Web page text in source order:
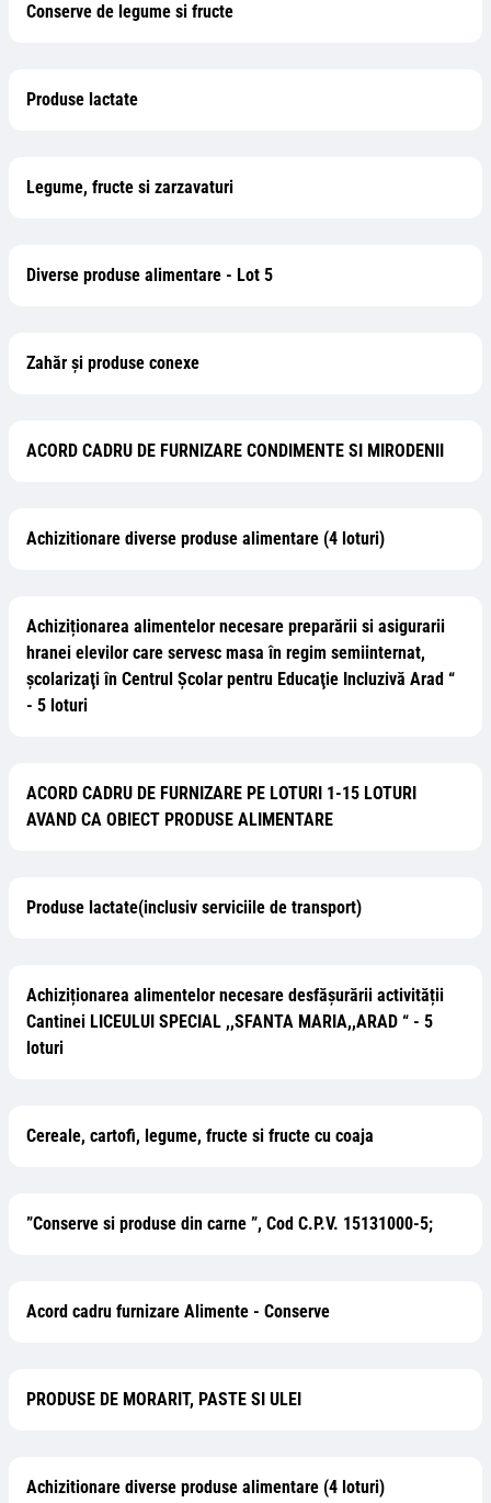
Conserve de legume si fructe
Produse lactate
Legume, fructe si zarzavaturi
Diverse produse alimentare - Lot 5
Zahăr şi produse conexe
ACORD CADRU DE FURNIZARE CONDIMENTE SI MIRODENII
Achizitionare diverse produse alimentare (4 loturi)
Achiziționarea alimentelor necesare preparării si asigurarii
hranei elevilor care servesc masa în regim semiinternat,
şcolarizaţi în Centrul Şcolar pentru Educaţie Incluzivă Arad “
- 5 loturi
ACORD CADRU DE FURNIZARE PE LOTURI 1-15 LOTURI
AVAND CA OBIECT PRODUSE ALIMENTARE
Produse lactate(inclusiv serviciile de transport)
Achiziționarea alimentelor necesare desfășurării activității
Cantinei LICEULUI SPECIAL ,,SFANTA MARIA,,ARAD “ - 5
loturi
Cereale, cartofi, legume, fructe si fructe cu coaja
”Conserve si produse din carne ”, Cod C.P.V. 15131000-5;
Acord cadru furnizare Alimente - Conserve
PRODUSE DE MORARIT, PASTE SI ULEI
Achizitionare diverse produse alimentare (4 loturi)